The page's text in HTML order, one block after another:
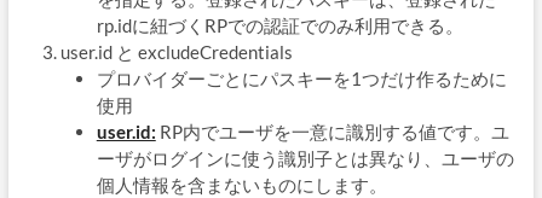
rp.idに紐づくRPでの認証でのみ利用できる。
user.id と excludeCredentials
プロバイダーごとにパスキーを1つだけ作るために
使用
user.id: RP内でユーザを一意に識別する値です。ユ
ーザがログインに使う識別子とは異なり、ユーザの
個人情報を含まないものにします。